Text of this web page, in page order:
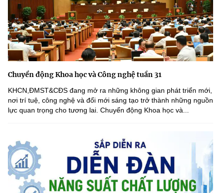
Chuyển động Khoa học và Công nghệ tuần 31
KHCN,ĐMST&CĐS đang mở ra những không gian phát triển mới,
nơi trí tuệ, công nghệ và đổi mới sáng tạo trở thành những nguồn
lực quan trọng cho tương lai. Chuyển động Khoa học và...